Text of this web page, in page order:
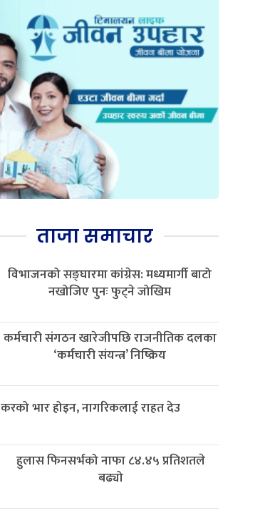
ताजा समाचार
विभाजनको सङ्घारमा कांग्रेस: मध्यमार्गी बाटो
नखोजिए पुनः फुट्ने जोखिम
कर्मचारी संगठन खारेजीपछि राजनीतिक दलका
‘कर्मचारी संयन्त्र’ निष्क्रिय
करको भार होइन, नागरिकलाई राहत देउ
हुलास फिनसर्भको नाफा ८४.४५ प्रतिशतले
बढ्यो